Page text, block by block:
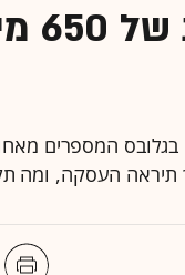
המספרים
תיראה העסקה,